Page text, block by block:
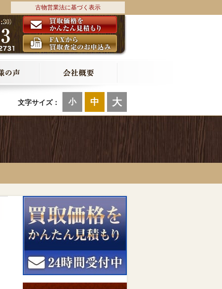
古物営業法に基づく表示
文字サイズ： 小 中 大